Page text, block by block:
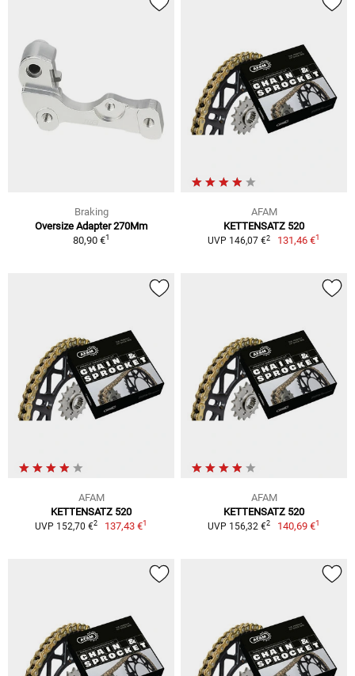
Braking
Oversize Adapter 270Mm
80,90 €1
AFAM
KETTENSATZ 520
UVP 146,07 €2 131,46 €1
AFAM
KETTENSATZ 520
UVP 152,70 €2 137,43 €1
AFAM
KETTENSATZ 520
UVP 156,32 €2 140,69 €1